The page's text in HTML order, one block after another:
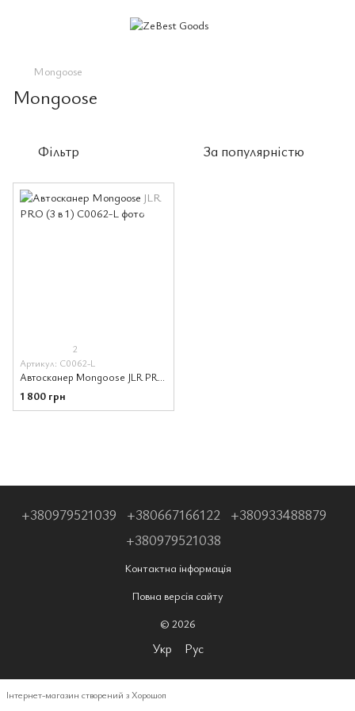
Mongoose
Mongoose
Фільтр За популярністю
2
Артикул: C0062-L
Автосканер Mongoose JLR PRO (3 в 1)
1 800 грн
+380979521039 +380667166122
+380933488879
+380979521038
Контактна інформація
Повна версія сайту
© 2026
Укр Рус
Інтернет-магазин створений з Хорошоп